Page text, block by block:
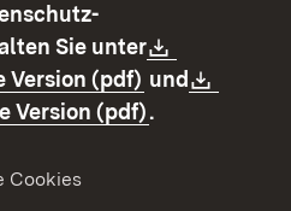
Datenschutz
Impressum
Sie unter
Version (pdf) (Öffnet in
und
Version (pdf).
Cookies